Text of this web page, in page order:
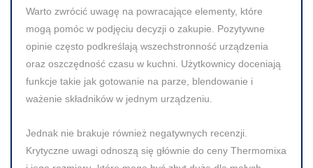
Warto zwrócić uwagę na powracające elementy, które
mogą pomóc w podjęciu decyzji o zakupie. Pozytywne
opinie często podkreślają wszechstronność urządzenia
oraz oszczędność czasu w kuchni. Użytkownicy doceniają
funkcje takie jak gotowanie na parze, blendowanie i
ważenie składników w jednym urządzeniu.
Jednak nie brakuje również negatywnych recenzji.
Krytyczne uwagi odnoszą się głównie do ceny Thermomixa